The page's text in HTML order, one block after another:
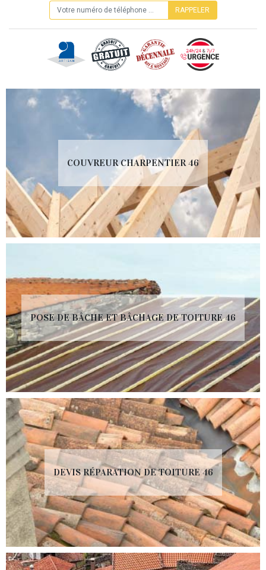
COUVREUR CHARPENTIER 46
POSE DE BÂCHE ET BÂCHAGE DE TOITURE 46
DEVIS RÉPARATION DE TOITURE 46